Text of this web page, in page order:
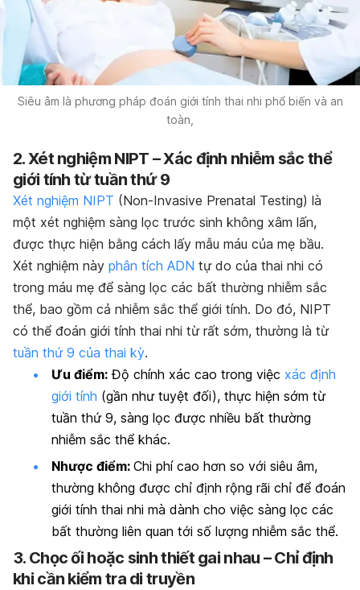
Siêu âm là phương pháp đoán giới tính thai nhi phổ biến và an
toàn,
2. Xét nghiệm NIPT – Xác định nhiễm sắc thể
giới tính từ tuần thứ 9
Xét nghiệm NIPT (Non-Invasive Prenatal Testing) là
một xét nghiệm sàng lọc trước sinh không xâm lấn,
được thực hiện bằng cách lấy mẫu máu của mẹ bầu.
Xét nghiệm này phân tích ADN tự do của thai nhi có
trong máu mẹ để sàng lọc các bất thường nhiễm sắc
thể, bao gồm cả nhiễm sắc thể giới tính. Do đó, NIPT
có thể đoán giới tính thai nhi từ rất sớm, thường là từ
tuần thứ 9 của thai kỳ.
Ưu điểm: Độ chính xác cao trong việc xác định
giới tính (gần như tuyệt đối), thực hiện sớm từ
tuần thứ 9, sàng lọc được nhiều bất thường
nhiễm sắc thể khác.
Nhược điểm: Chi phí cao hơn so với siêu âm,
thường không được chỉ định rộng rãi chỉ để đoán
giới tính thai nhi mà dành cho việc sàng lọc các
bất thường liên quan tới số lượng nhiễm sắc thể.
3. Chọc ối hoặc sinh thiết gai nhau – Chỉ định
khi cần kiểm tra di truyền